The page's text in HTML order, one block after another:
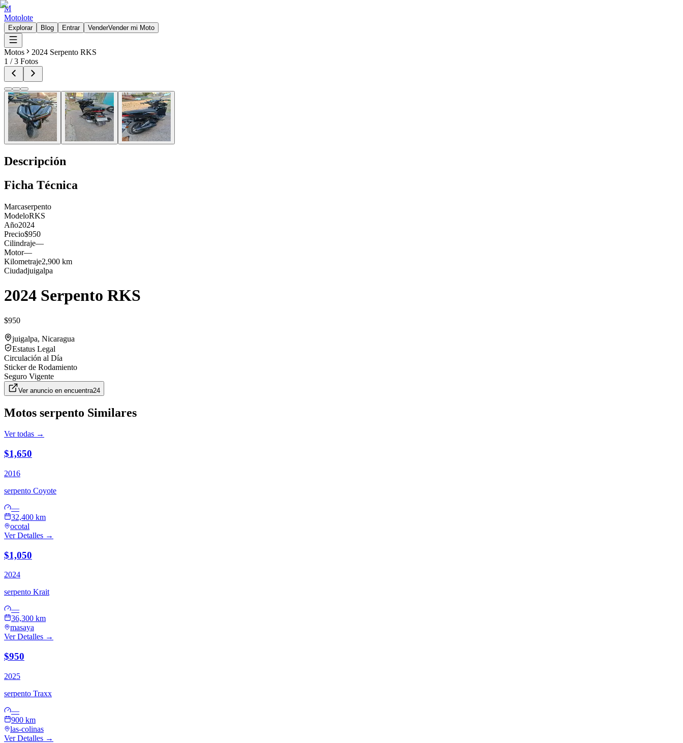
M
Motolote
Explorar Blog Entrar VenderVender mi Moto
Motos
2024 Serpento RKS
1 /3 Fotos
Descripción
Ficha Técnica
Marcaserpento
ModeloRKS
Año2024
Precio$950
Cilindraje—
Motor—
Kilometraje2,900 km
Ciudadjuigalpa
2024 Serpento RKS
$950
juigalpa, Nicaragua
Estatus Legal
Circulación al Día
Sticker de Rodamiento
Seguro Vigente
Ver anuncio en encuentra24
Motos serpento Similares
Ver todas →
$1,650
2016
serpento Coyote
—
32,400 km
ocotal
Ver Detalles →
$1,050
2024
serpento Krait
—
36,300 km
masaya
Ver Detalles →
$950
2025
serpento Traxx
—
900 km
las-colinas
Ver Detalles →